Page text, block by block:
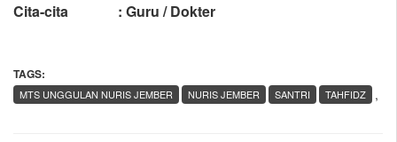
Cita-cita : Guru / Dokter
TAGS:
,
MTS UNGGULAN NURIS JEMBER NURIS JEMBER SANTRI TAHFIDZ